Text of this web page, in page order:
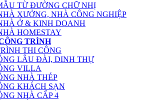
TỪ ĐƯỜNG CHỮ NHỊ
XƯỞNG, NHÀ CÔNG NGHIỆP
Ở & KINH DOANH
HOMESTAY
TRÌNH
THI CÔNG
LÂU ĐÀI, DINH THỰ
VILLA
NHÀ THÉP
KHÁCH SẠN
NHÀ CẤP 4